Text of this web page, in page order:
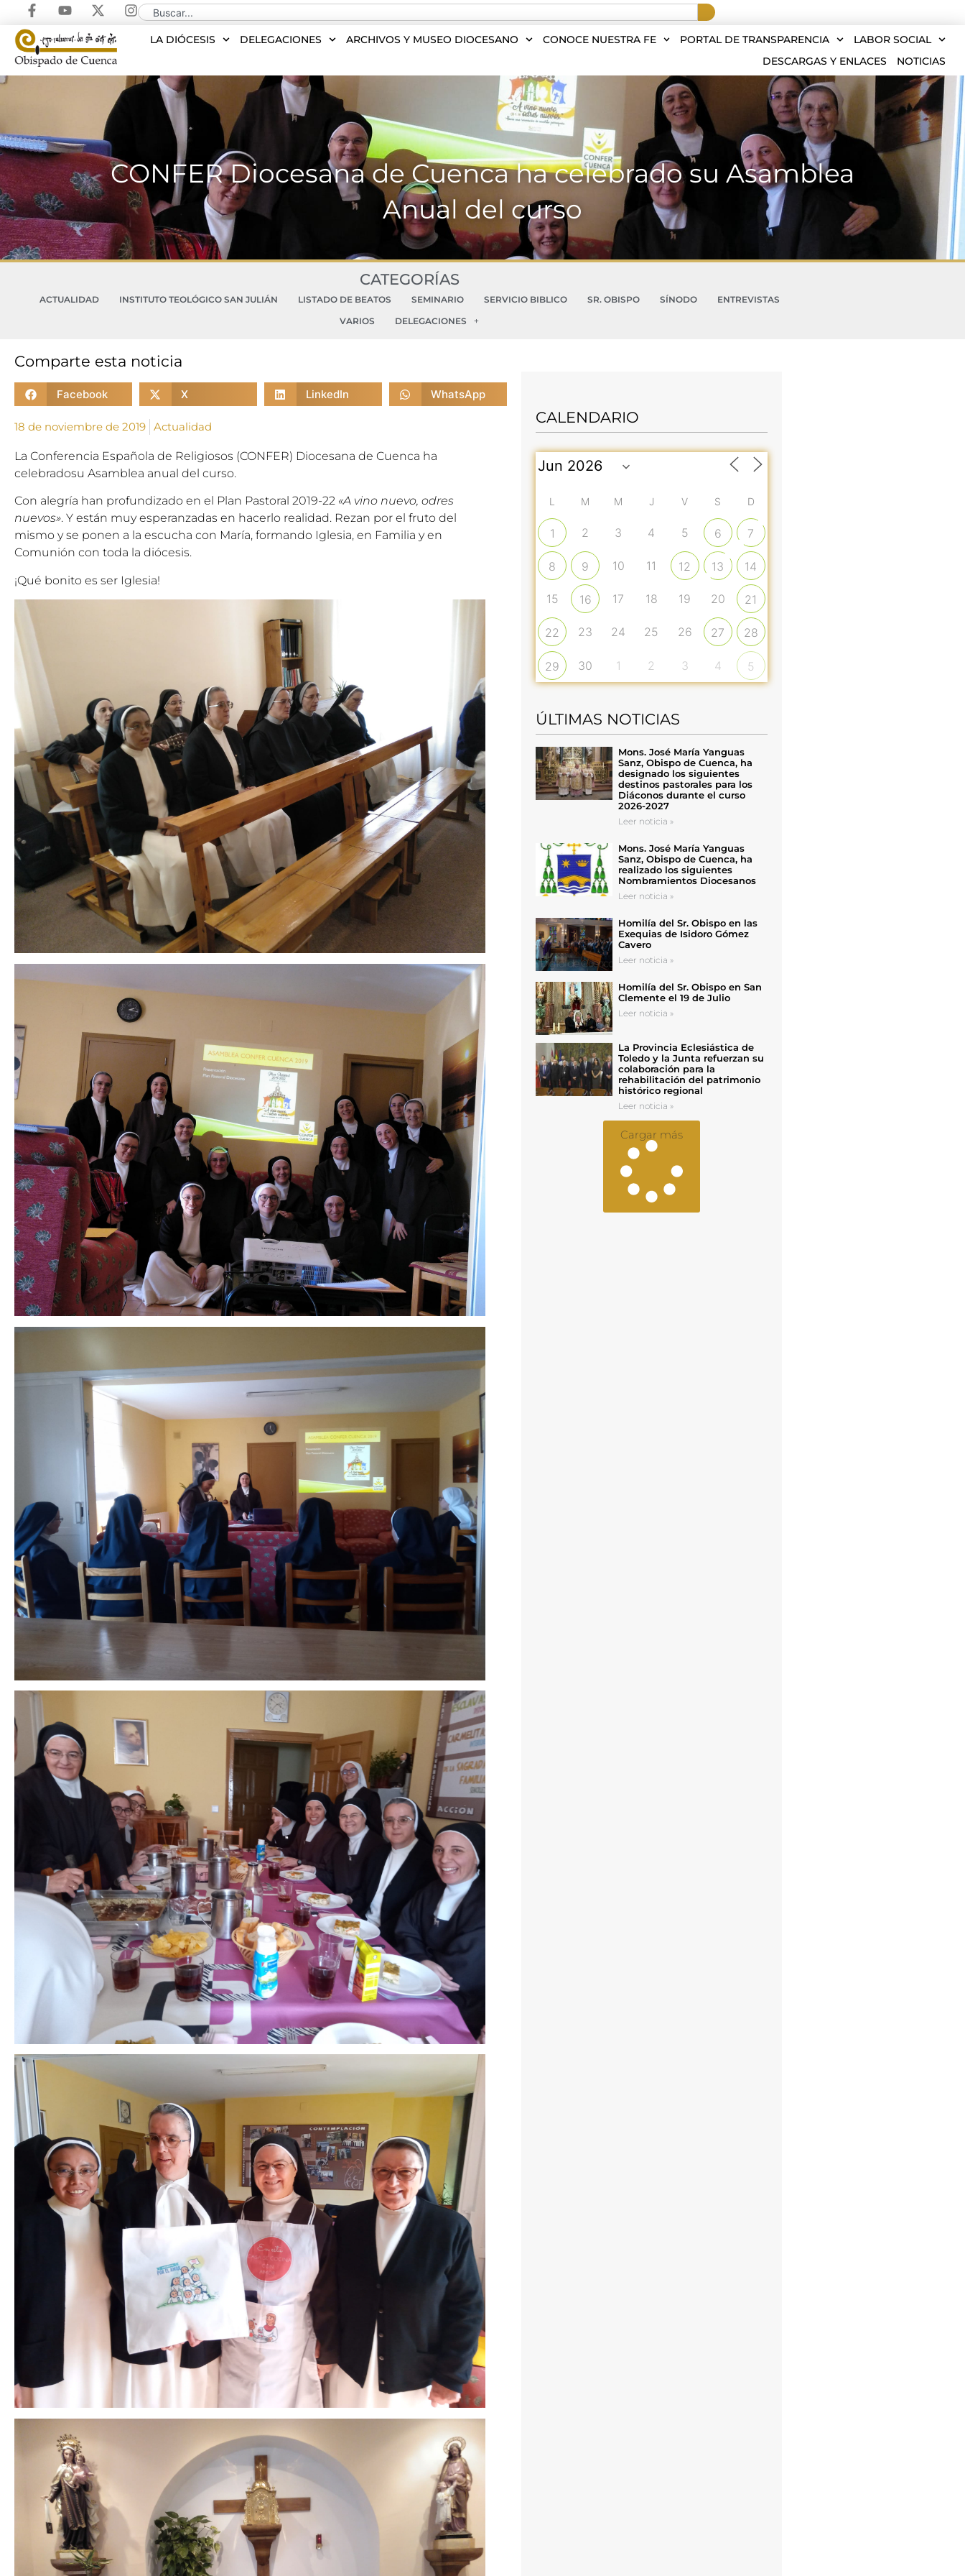
LA DIÓCESIS DELEGACIONES ARCHIVOS Y MUSEO DIOCESANO CONOCE NUESTRA FE PORTAL DE TRANSPARENCIA
LABOR SOCIAL
DESCARGAS Y ENLACES
NOTICIAS
CONFER Diocesana de Cuenca ha celebrado su Asamblea
Anual del curso
CATEGORÍAS
ACTUALIDAD INSTITUTO TEOLÓGICO SAN JULIÁN LISTADO DE BEATOS SEMINARIO SERVICIO BIBLICO SR. OBISPO SÍNODO
ENTREVISTAS
VARIOS
DELEGACIONES
Comparte esta noticia
Facebook X LinkedIn WhatsApp
18 de noviembre de 2019 Actualidad
La Conferencia Española de Religiosos (CONFER) Diocesana de Cuenca ha
celebradosu Asamblea anual del curso.
Con alegría han profundizado en el Plan Pastoral 2019-22 «A vino nuevo, odres
nuevos». Y están muy esperanzadas en hacerlo realidad. Rezan por el fruto del
mismo y se ponen a la escucha con María, formando Iglesia, en Familia y en
Comunión con toda la diócesis.
¡Qué bonito es ser Iglesia!
CALENDARIO
L M M J V S D
1 2 3 4 5 6 7
8 9 10 11 12 13 14
15 16 17 18 19 20 21
22 23 24 25 26 27 28
29 30 1 2 3 4 5
ÚLTIMAS NOTICIAS
Mons. José María Yanguas
Sanz, Obispo de Cuenca, ha
designado los siguientes
destinos pastorales para los
Diáconos durante el curso
2026-2027
Leer noticia »
Mons. José María Yanguas
Sanz, Obispo de Cuenca, ha
realizado los siguientes
Nombramientos Diocesanos
Leer noticia »
Homilía del Sr. Obispo en las
Exequias de Isidoro Gómez
Cavero
Leer noticia »
Homilía del Sr. Obispo en San
Clemente el 19 de Julio
Leer noticia »
La Provincia Eclesiástica de
Toledo y la Junta refuerzan su
colaboración para la
rehabilitación del patrimonio
histórico regional
Leer noticia »
Cargar más